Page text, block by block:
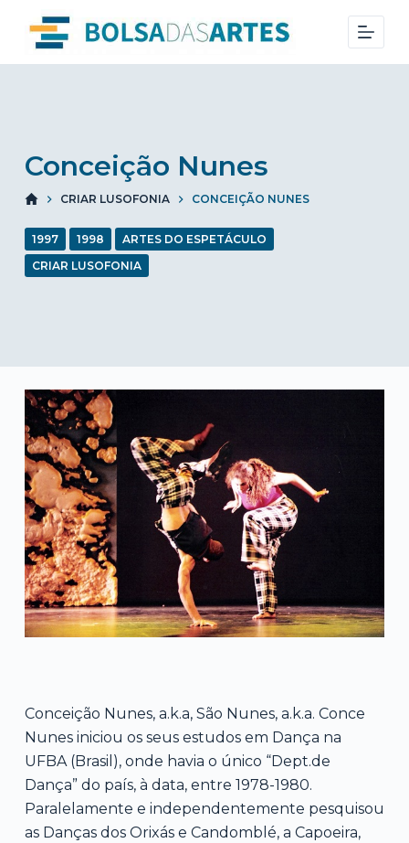
i
c
n
e
n
Conceição Nunes
CRIAR LUSOFONIA CONCEIÇÃO NUNES
1997 1998
ARTES DO ESPETÁCULO
CRIAR LUSOFONIA
Conceição Nunes, a.k.a, São Nunes, a.k.a. Conce
Nunes iniciou os seus estudos em Dança na
UFBA (Brasil), onde havia o único “Dept.de
Dança” do país, à data, entre 1978-1980.
Paralelamente e independentemente pesquisou
as Danças dos Orixás e Candomblé, a Capoeira,